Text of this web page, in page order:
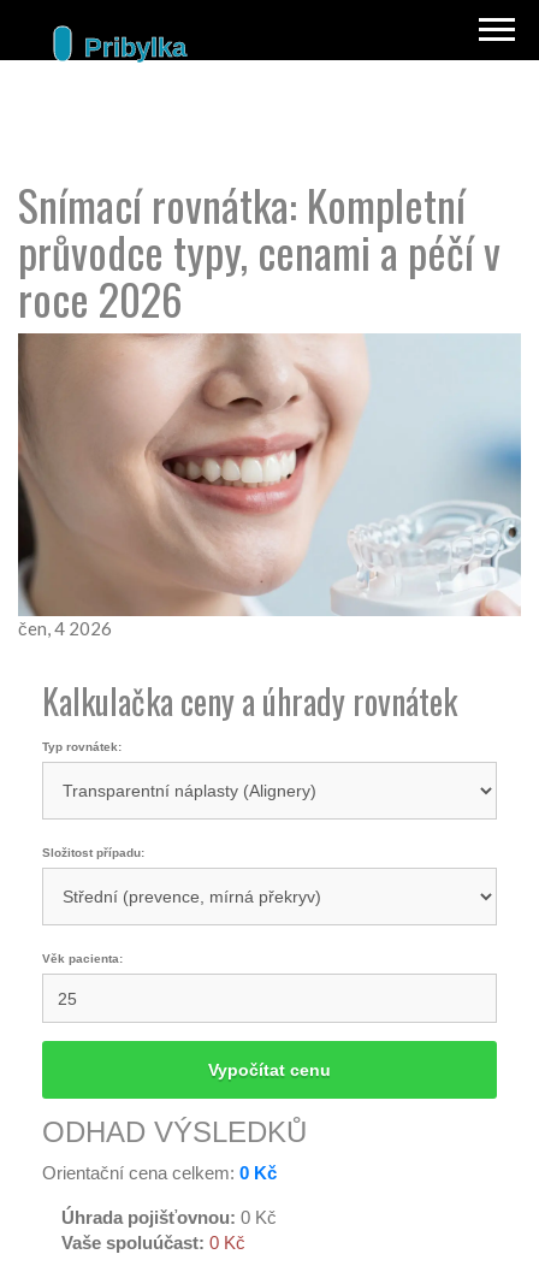
Snímací rovnátka: Kompletní
průvodce typy, cenami a péčí v
roce 2026
čen, 4 2026
Kalkulačka ceny a úhrady rovnátek
Typ rovnátek:
Složitost případu:
Věk pacienta:
Vypočítat cenu
ODHAD VÝSLEDKŮ
Orientační cena celkem: 0 Kč
Úhrada pojišťovnou: 0 Kč
Vaše spoluúčast: 0 Kč